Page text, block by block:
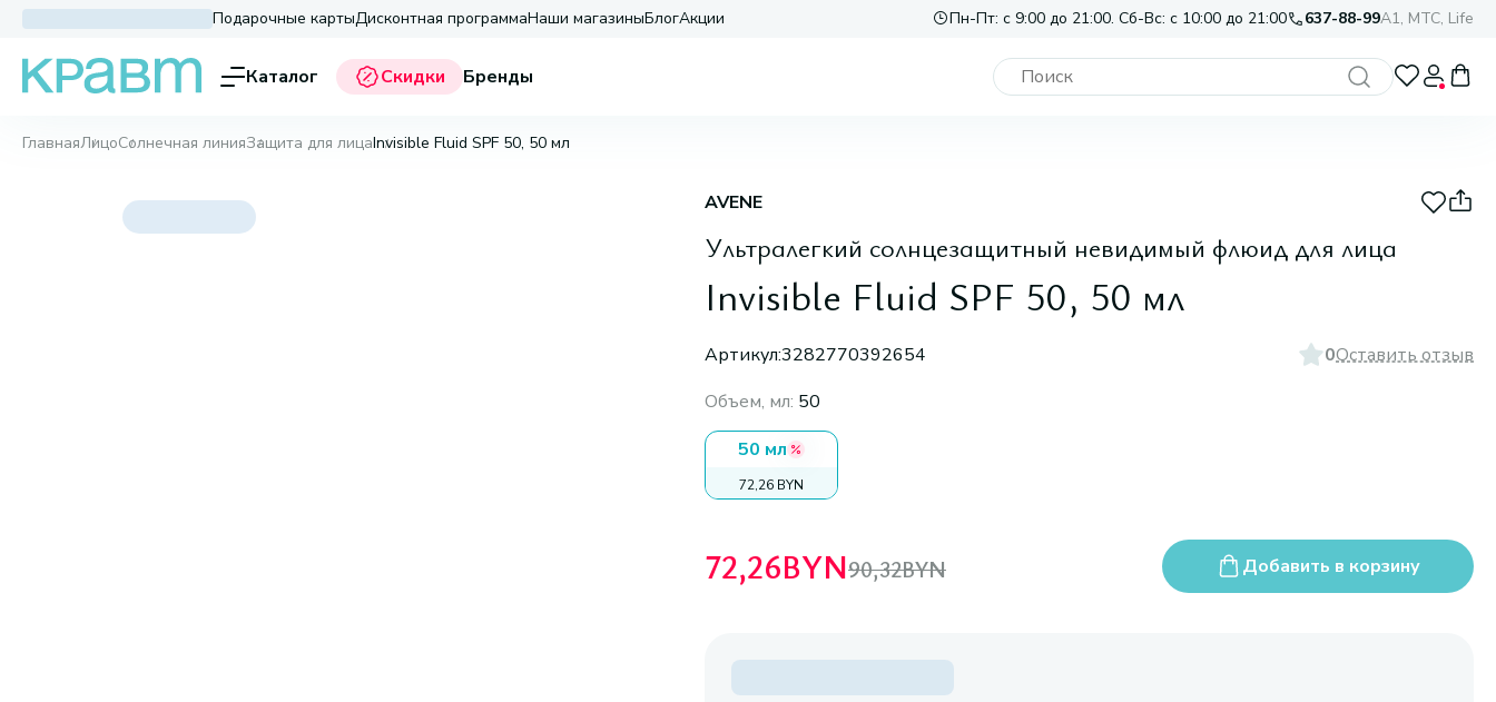
Подарочные картыДисконтная программаНаши магазиныБлогАкции Пн-Пт: с 9:00 до 21:00. Сб-Вс: с 10:00 до 21:00 637-88-99A1, МТС, Life
Каталог Скидки Бренды
ГлавнаяЛицоСолнечная линияЗащита для лицаInvisible Fluid SPF 50, 50 мл
AVENE
Ультралегкий солнцезащитный невидимый флюид для лица
Invisible Fluid SPF 50, 50 мл
Артикул:3282770392654 0Оставить отзыв
Объем, мл: 50
50 мл
72,26 BYN
72,26BYN90,32BYN Добавить в корзину